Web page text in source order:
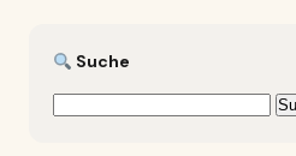
Suche
Suchen